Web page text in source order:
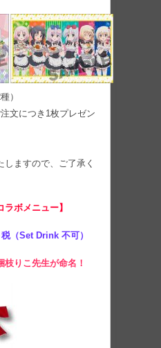
）
文につき1枚プレゼン
ますので、ご了承く
ラボメニュー】
（Set Drink 不可）
りこ先生が命名！